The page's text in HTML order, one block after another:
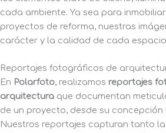
cada ambiente. Ya sea para
proyectos de reforma, nuestras
carácter y la calidad de cada espacio
Reportajes fotográficos de
En Polarfoto, realizamos reportajes
arquitectura que documentan
de un proyecto, desde su
Nuestros reportajes capturan tanto